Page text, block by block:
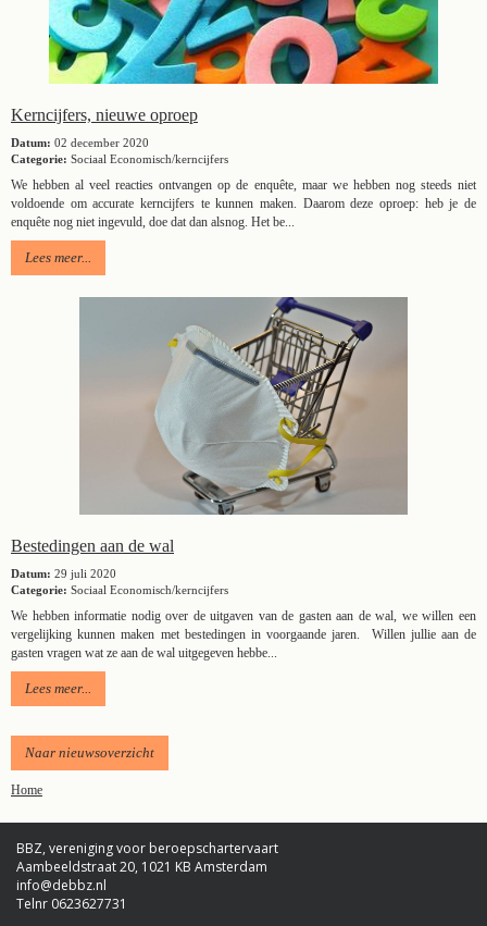
Kerncijfers, nieuwe oproep
Datum: 02 december 2020
Categorie: Sociaal Economisch/kerncijfers
We hebben al veel reacties ontvangen op de enquête, maar we hebben nog steeds niet
voldoende om accurate kerncijfers te kunnen maken. Daarom deze oproep: heb je de
enquête nog niet ingevuld, doe dat dan alsnog. Het be...
Lees meer...
Bestedingen aan de wal
Datum: 29 juli 2020
Categorie: Sociaal Economisch/kerncijfers
We hebben informatie nodig over de uitgaven van de gasten aan de wal, we willen een
vergelijking kunnen maken met bestedingen in voorgaande jaren. Willen jullie aan de
gasten vragen wat ze aan de wal uitgegeven hebbe...
Lees meer...
Naar nieuwsoverzicht
Home
BBZ, vereniging voor beroepschartervaart
Aambeeldstraat 20, 1021 KB Amsterdam
ofni@debbz.nl
Telnr 0623627731